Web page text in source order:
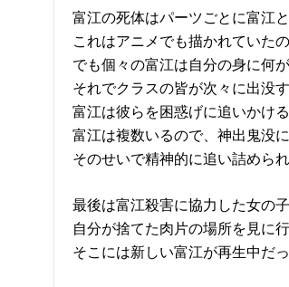
富江の死体はパーツごとに富江
これはアニメでも描かれていたの
でも個々の富江は自分の身に何
それでクラスの皆が次々に出没
富江は彼らを困惑げに追いかけ
富江は複数いるので、神出鬼没に
そのせいで精神的に追い詰めら
最後は富江殺害に協力した女の子
自分が捨てた肉片の場所を見に行
そこには新しい富江が再生中だ